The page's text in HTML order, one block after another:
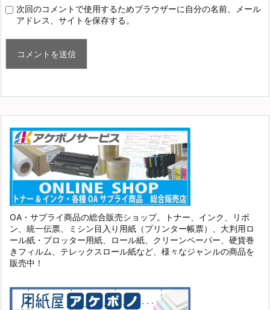
次回のコメントで使用するためブラウザーに自分の名前、メール
アドレス、サイトを保存する。
OA・サプライ商品の総合販売ショップ。トナー、インク、リボ
ン、統一伝票、ミシン目入り用紙（プリンター帳票）、大判用ロ
ール紙・プロッター用紙、ロール紙、クリーンペーパー、硬貨巻
きフィルム、テレックスロール紙など、様々なジャンルの商品を
販売中！